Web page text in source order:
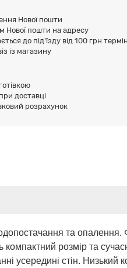
Нової пошти
Нової пошти на адресу
до під'їзду від 100 грн
із магазину
доставці
розрахунок
та опалення.
розмір та
усередині стін. Низький